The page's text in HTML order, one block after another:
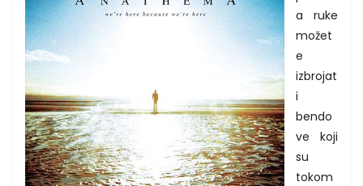
a ruke
možet
e
izbrojat
i
bendo
ve koji
su
tokom